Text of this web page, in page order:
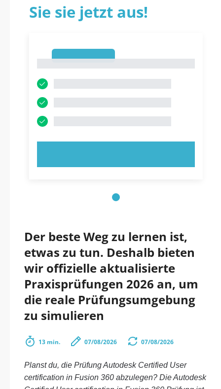
Sie sie jetzt aus!
Der beste Weg zu lernen ist,
etwas zu tun. Deshalb bieten
wir offizielle aktualisierte
Praxisprüfungen 2026 an, um
die reale Prüfungsumgebung
zu simulieren
13 min. 07/08/2026 07/08/2026
Planst du, die Prüfung Autodesk Certified User
certification in Fusion 360 abzulegen? Die Autodesk